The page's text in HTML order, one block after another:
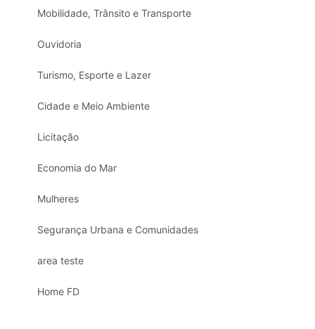
Mobilidade, Trânsito e Transporte
Ouvidoria
Turismo, Esporte e Lazer
Cidade e Meio Ambiente
Licitação
Economia do Mar
Mulheres
Segurança Urbana e Comunidades
area teste
Home FD